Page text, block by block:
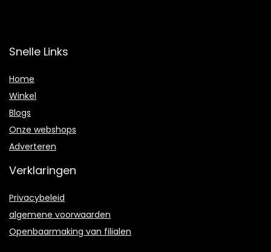
Snelle Links
Home
Winkel
Blogs
Onze webshops
Adverteren
Verklaringen
Privacybeleid
algemene voorwaarden
Openbaarmaking van filialen